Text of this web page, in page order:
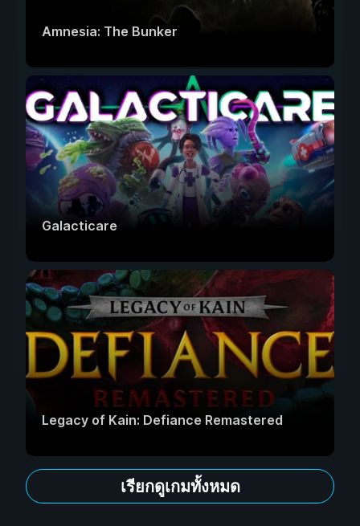
Amnesia: The Bunker
Galacticare
Legacy of Kain: Defiance Remastered
เรียกดูเกมทั้งหมด